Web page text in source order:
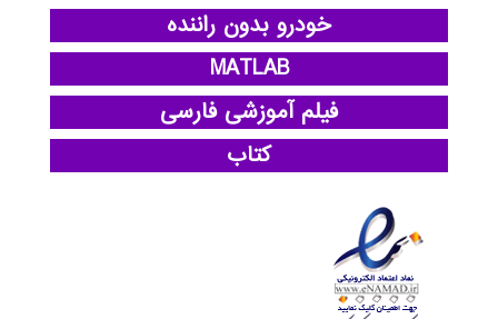
خودرو بدون راننده
MATLAB
فیلم آموزشی فارسی
کتاب